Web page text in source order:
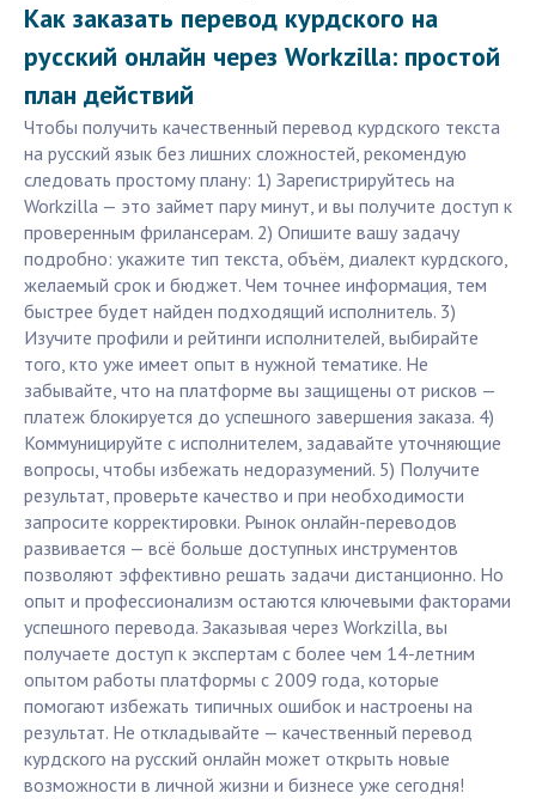
Как заказать перевод курдского на
русский онлайн через Workzilla: простой
план действий
Чтобы получить качественный перевод курдского текста
на русский язык без лишних сложностей, рекомендую
следовать простому плану: 1) Зарегистрируйтесь на
Workzilla — это займет пару минут, и вы получите доступ к
проверенным фрилансерам. 2) Опишите вашу задачу
подробно: укажите тип текста, объём, диалект курдского,
желаемый срок и бюджет. Чем точнее информация, тем
быстрее будет найден подходящий исполнитель. 3)
Изучите профили и рейтинги исполнителей, выбирайте
того, кто уже имеет опыт в нужной тематике. Не
забывайте, что на платформе вы защищены от рисков —
платеж блокируется до успешного завершения заказа. 4)
Коммуницируйте с исполнителем, задавайте уточняющие
вопросы, чтобы избежать недоразумений. 5) Получите
результат, проверьте качество и при необходимости
запросите корректировки. Рынок онлайн-переводов
развивается — всё больше доступных инструментов
позволяют эффективно решать задачи дистанционно. Но
опыт и профессионализм остаются ключевыми факторами
успешного перевода. Заказывая через Workzilla, вы
получаете доступ к экспертам с более чем 14-летним
опытом работы платформы с 2009 года, которые
помогают избежать типичных ошибок и настроены на
результат. Не откладывайте — качественный перевод
курдского на русский онлайн может открыть новые
возможности в личной жизни и бизнесе уже сегодня!